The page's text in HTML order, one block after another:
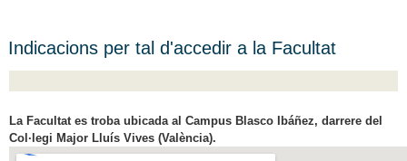
Indicacions per tal d'accedir a la Facultat
La Facultat es troba ubicada al Campus Blasco Ibáñez, darrere del
Col·legi Major Lluís Vives (València).